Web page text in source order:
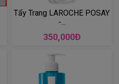
Tẩy Trang LAROCHE POSAY
-...
350,000Đ